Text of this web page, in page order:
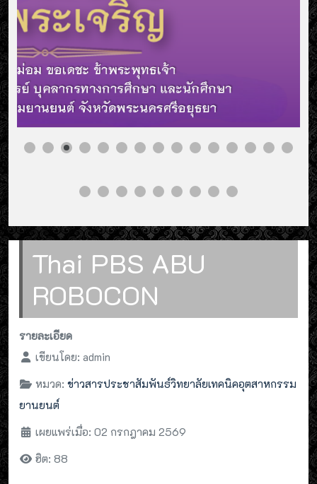
Thai PBS ABU
ROBOCON
รายละเอียด
เขียนโดย: admin
หมวด: ข่าวสารประชาสัมพันธ์วิทยาลัยเทคนิคอุตสาหกรรม
ยานยนต์
เผยแพร่เมื่อ: 02 กรกฎาคม 2569
ฮิต: 88